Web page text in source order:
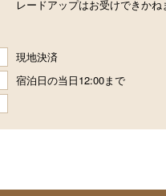
レードアップはお受けできかね
現地決済
宿泊日の当日12:00まで